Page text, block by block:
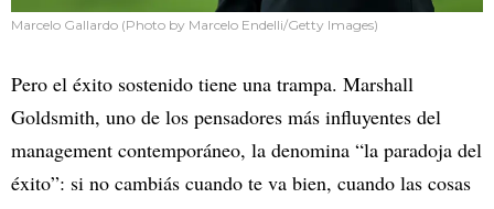
Marcelo Gallardo (Photo by Marcelo Endelli/Getty Images)
Pero el éxito sostenido tiene una trampa. Marshall
Goldsmith, uno de los pensadores más influyentes del
management contemporáneo, la denomina “la paradoja del
éxito”: si no cambiás cuando te va bien, cuando las cosas